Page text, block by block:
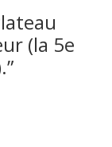
(la 5e
”